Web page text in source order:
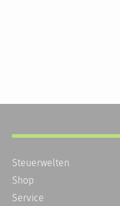
Steuerwelten
Shop
Service